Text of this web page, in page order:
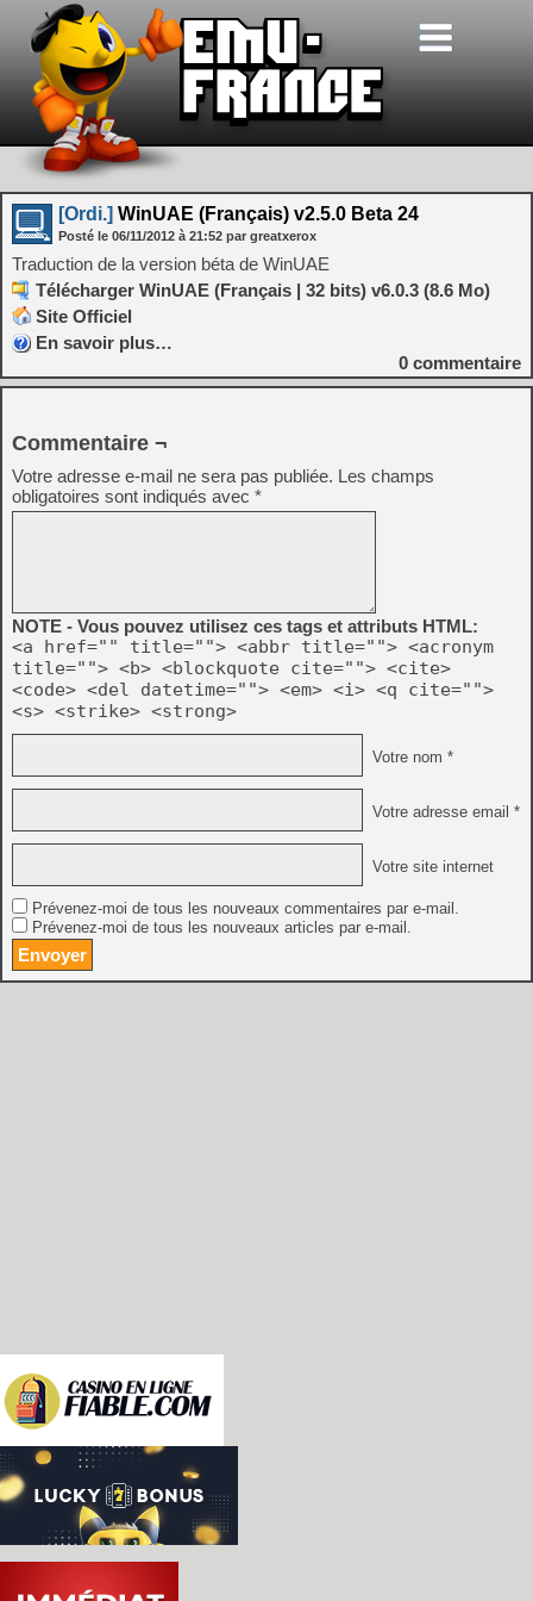
[Ordi.] WinUAE (Français) v2.5.0 Beta 24
Posté le 06/11/2012 à 21:52 par greatxerox
Traduction de la version béta de WinUAE
Télécharger WinUAE (Français | 32 bits) v6.0.3 (8.6 Mo)
Site Officiel
En savoir plus…
0 commentaire
Commentaire ¬
Votre adresse e-mail ne sera pas publiée. Les champs
obligatoires sont indiqués avec *
NOTE - Vous pouvez utilisez ces tags et attributs HTML:
<a href="" title=""> <abbr title=""> <acronym
title=""> <b> <blockquote cite=""> <cite>
<code> <del datetime=""> <em> <i> <q cite="">
<s> <strike> <strong>
Votre nom *
Votre adresse email *
Votre site internet
Prévenez-moi de tous les nouveaux commentaires par e-mail.
Prévenez-moi de tous les nouveaux articles par e-mail.